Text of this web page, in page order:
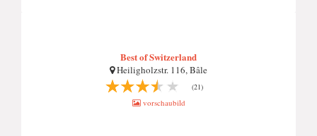
Best of Switzerland
Heiligholzstr. 116, Bâle
(21)
vorschaubild